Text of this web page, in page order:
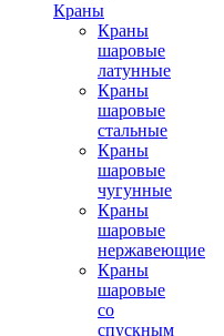
Краны
Краны
шаровые
латунные
Краны
шаровые
стальные
Краны
шаровые
чугунные
Краны
шаровые
нержавеющие
Краны
шаровые
со
спускным